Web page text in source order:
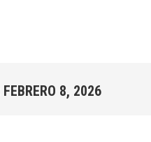
FEBRERO 8, 2026